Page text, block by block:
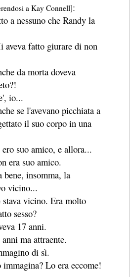
a Kay Connell]:
a nessuno che Randy la
aveva fatto giurare di non
da morta doveva
io...
se l'avevano picchiata a
il suo corpo in una
suo amico, e allora...
era suo amico.
bene, insomma, la
vicino...
stava vicino. Era molto
sesso?
17 anni.
ma attraente.
di sì.
immagina? Lo era eccome!